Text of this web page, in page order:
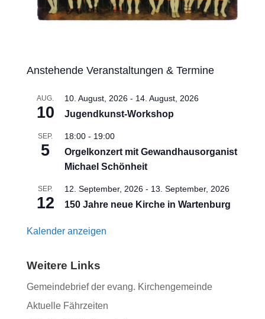
Anstehende Veranstaltungen & Termine
AUG.
10
10. August, 2026- 14. August, 2026
Jugendkunst-Workshop
SEP.
5
18:00- 19:00
Orgelkonzert mit Gewandhausorganist
Michael Schönheit
SEP.
12
12. September, 2026- 13. September, 2026
150 Jahre neue Kirche in Wartenburg
Kalender anzeigen
Weitere Links
Gemeindebrief der evang. Kirchengemeinde
Aktuelle Fährzeiten